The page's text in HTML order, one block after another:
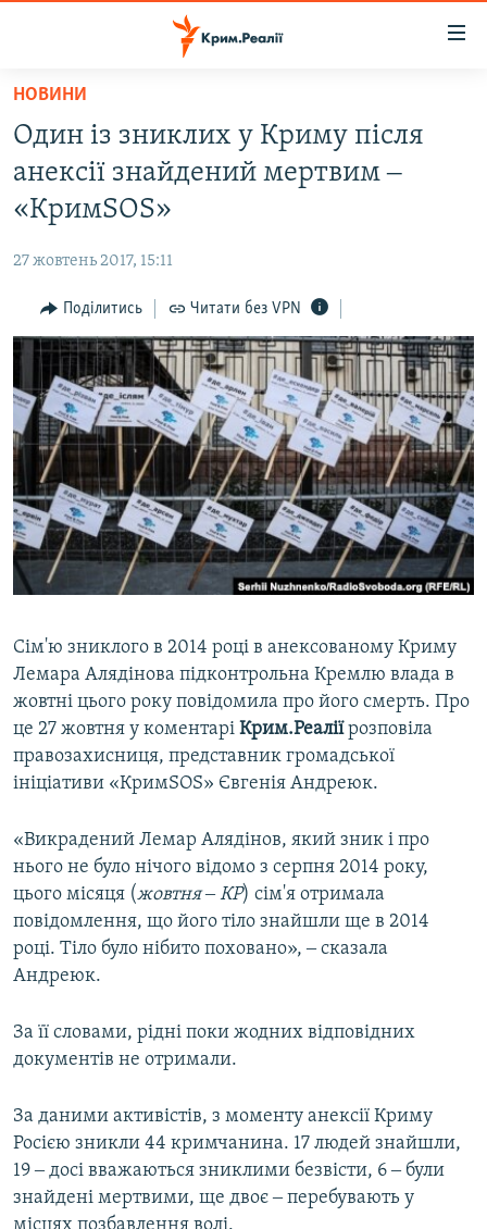
Перейти
основного
матеріалу
Перейти
до
основної
Перейти
до
пошуку
ВОДА.КРИМ
ВІДЕО ТА ФОТО
БЛОГИ
ПОГЛЯД
ІНТЕРВ'Ю
ВСЕ ЗА ДЕНЬ
СПЕЦПРОЕКТИ
ДЕПОРТАЦІЯ
ВІДЕОУРОКИ «ELIFBE»
СВІДЧЕННЯ ОКУПАЦІЇ
УКРАЇНСЬКА ПРОБЛЕМА КРИМУ
ЯК ОБІЙТИ БЛОКУВАННЯ
Русский
Qırımtatar
Усі сайти RFE/RL
НОВИНИ
Один із зниклих у Криму після
анексії знайдений мертвим ‒
«КримSOS»
27 жовтень 2017, 15:11
Поділитись Читати без VPN
Сім'ю зниклого в 2014 році в анексованому Криму
Лемара Алядінова підконтрольна Кремлю влада в
жовтні цього року повідомила про його смерть. Про
це 27 жовтня у коментарі Крим.Реаліїрозповіла
правозахисниця, представник громадської
ініціативи «КримSOS» Євгенія Андреюк.
«Викрадений Лемар Алядінов, який зник і про
нього не було нічого відомо з серпня 2014 року,
цього місяця (жовтня ‒ КР) сім'я отримала
повідомлення, що його тіло знайшли ще в 2014
році. Тіло було нібито поховано», ‒ сказала
Андреюк.
За її словами, рідні поки жодних відповідних
документів не отримали.
За даними активістів, з моменту анексії Криму
Росією зникли 44 кримчанина. 17 людей знайшли,
19 ‒ досі вважаються зниклими безвісти, 6 ‒ були
знайдені мертвими, ще двоє ‒ перебувають у